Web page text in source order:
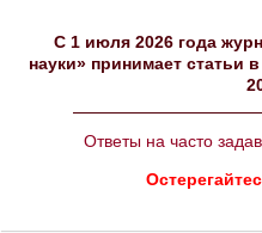
C 1 июля 2026 года
науки» принимает
Ответы на часто